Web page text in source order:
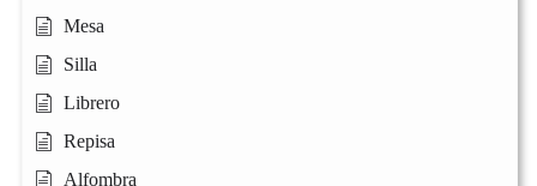
Mesa
Silla
Librero
Repisa
Alfombra